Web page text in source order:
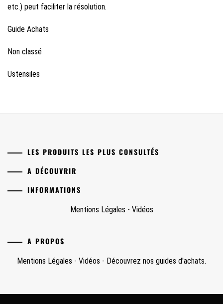
etc.) peut faciliter la résolution.
Guide Achats
Non classé
Ustensiles
LES PRODUITS LES PLUS CONSULTÉS
A DÉCOUVRIR
INFORMATIONS
Mentions Légales - Vidéos
A PROPOS
Mentions Légales - Vidéos - Découvrez nos guides d'achats.